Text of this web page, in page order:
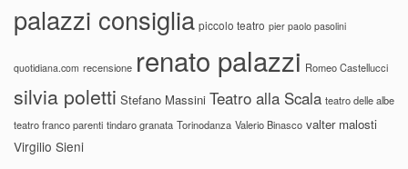
palazzi consiglia piccolo teatro pier paolo pasolini
quotidiana.com recensione renato palazzi Romeo Castellucci
silvia poletti Stefano Massini Teatro alla Scala teatro delle albe
teatro franco parenti tindaro granata Torinodanza Valerio Binasco valter malosti
Virgilio Sieni